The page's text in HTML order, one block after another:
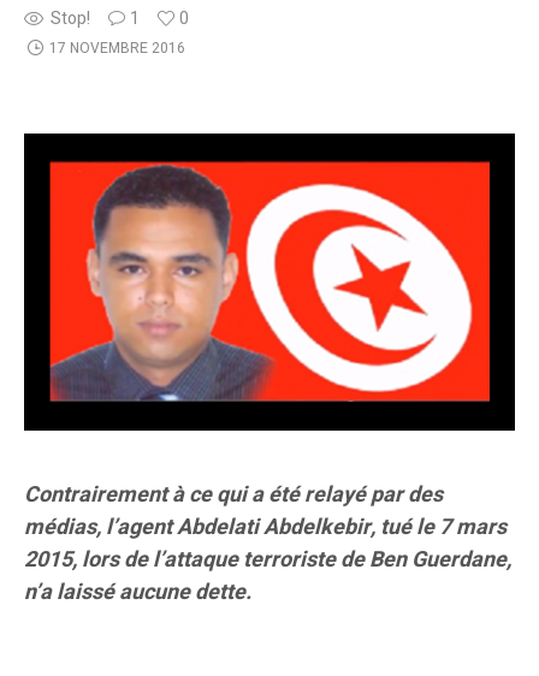
Stop! 1 0
17 NOVEMBRE 2016
Contrairement à ce qui a été relayé par des
médias, l’agent Abdelati Abdelkebir, tué le 7 mars
2015, lors de l’attaque terroriste de Ben Guerdane,
n’a laissé aucune dette.